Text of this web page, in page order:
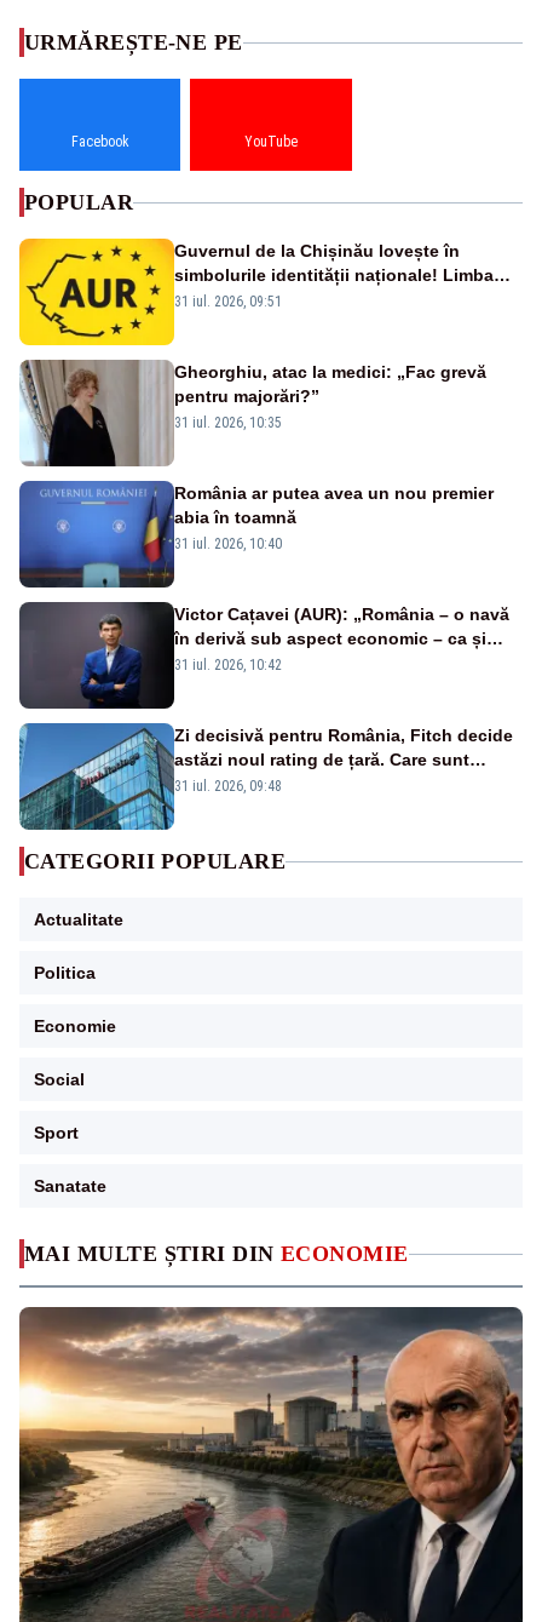
MAI MULTE ȘTIRI DIN ECONOMIE
URMĂREȘTE-NE PE
Facebook YouTube
POPULAR
Guvernul de la Chișinău lovește în
simbolurile identității naționale! Limba
română nu se economisește! Limba
31 iul. 2026, 09:51
Gheorghiu, atac la medici: „Fac grevă
pentru majorări?”
31 iul. 2026, 10:35
România ar putea avea un nou premier
abia în toamnă
31 iul. 2026, 10:40
Victor Cațavei (AUR): „România – o navă
în derivă sub aspect economic – ca și
rezultat al guvernărilor din ultimii 36 de
31 iul. 2026, 10:42
Zi decisivă pentru România, Fitch decide
astăzi noul rating de țară. Care sunt
efectele retrogradării la categoria „junk”
31 iul. 2026, 09:48
CATEGORII POPULARE
Actualitate
Politica
Economie
Social
Sport
Sanatate